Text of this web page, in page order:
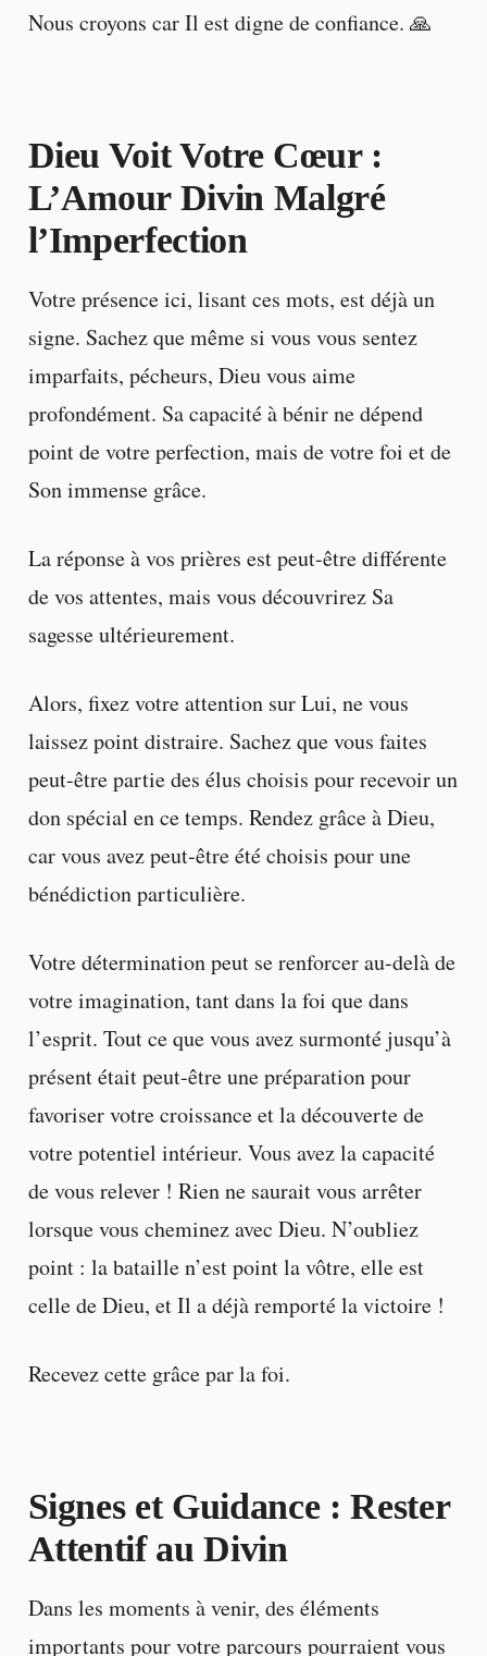
Nous croyons car Il est digne de confiance. 🙏
Dieu Voit Votre Cœur :
L’Amour Divin Malgré
l’Imperfection
Votre présence ici, lisant ces mots, est déjà un
signe. Sachez que même si vous vous sentez
imparfaits, pécheurs, Dieu vous aime
profondément. Sa capacité à bénir ne dépend
point de votre perfection, mais de votre foi et de
Son immense grâce.
La réponse à vos prières est peut-être différente
de vos attentes, mais vous découvrirez Sa
sagesse ultérieurement.
Alors, fixez votre attention sur Lui, ne vous
laissez point distraire. Sachez que vous faites
peut-être partie des élus choisis pour recevoir un
don spécial en ce temps. Rendez grâce à Dieu,
car vous avez peut-être été choisis pour une
bénédiction particulière.
Votre détermination peut se renforcer au-delà de
votre imagination, tant dans la foi que dans
l’esprit. Tout ce que vous avez surmonté jusqu’à
présent était peut-être une préparation pour
favoriser votre croissance et la découverte de
votre potentiel intérieur. Vous avez la capacité
de vous relever ! Rien ne saurait vous arrêter
lorsque vous cheminez avec Dieu. N’oubliez
point : la bataille n’est point la vôtre, elle est
celle de Dieu, et Il a déjà remporté la victoire !
Recevez cette grâce par la foi.
Signes et Guidance : Rester
Attentif au Divin
Dans les moments à venir, des éléments
importants pour votre parcours pourraient vous